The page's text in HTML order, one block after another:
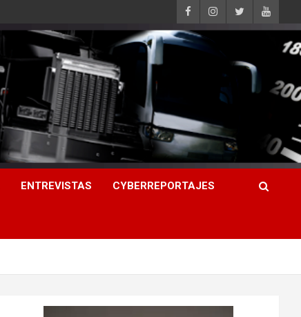
ENTREVISTAS CYBERREPORTAJES